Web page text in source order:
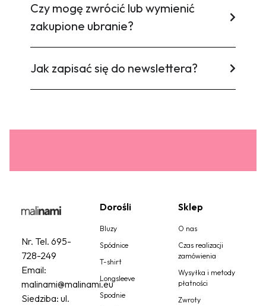
Czy mogę zwrócić lub wymienić
zakupione ubranie?
Jak zapisać się do newslettera?
Dorośli
Bluzy
Spódnice
T-shirt
Longsleeve
Spodnie
Sklep
O nas
Czas realizacji
zamówienia
Wysyłka i metody
płatności
Zwroty
Nr. Tel. 695-
728-249
Email:
malinami@malinami.eu
Siedziba: ul.